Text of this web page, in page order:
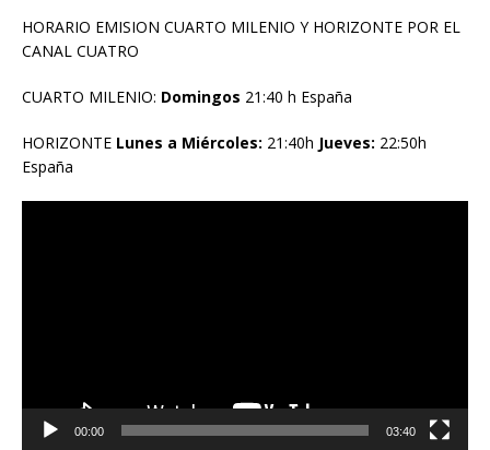
HORARIO EMISION CUARTO MILENIO Y HORIZONTE POR EL
CANAL CUATRO
CUARTO MILENIO: Domingos 21:40 h España
HORIZONTE Lunes a Miércoles: 21:40h Jueves: 22:50h
España
00:00 03:40